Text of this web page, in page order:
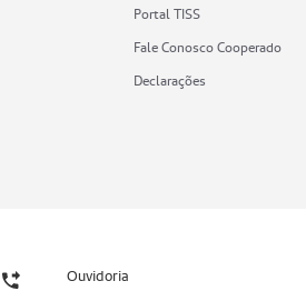
Portal TISS
Fale Conosco Cooperado
Declarações
Ouvidoria